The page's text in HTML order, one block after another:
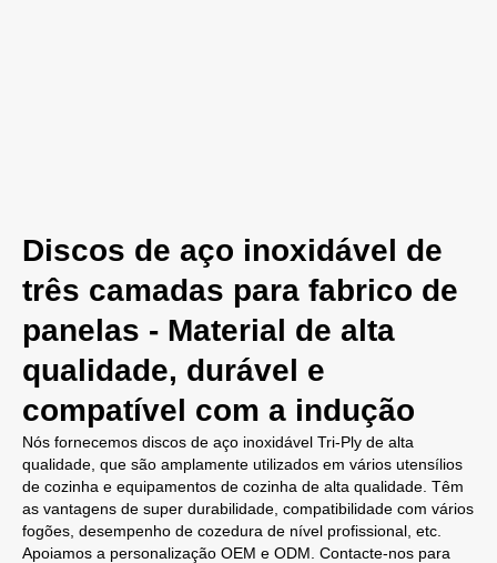
Discos de aço inoxidável de
três camadas para fabrico de
panelas - Material de alta
qualidade, durável e
compatível com a indução
Nós fornecemos discos de aço inoxidável Tri-Ply de alta
qualidade, que são amplamente utilizados em vários utensílios
de cozinha e equipamentos de cozinha de alta qualidade. Têm
as vantagens de super durabilidade, compatibilidade com vários
fogões, desempenho de cozedura de nível profissional, etc.
Apoiamos a personalização OEM e ODM. Contacte-nos para